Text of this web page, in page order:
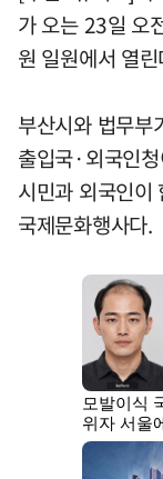
가 오는 23일 오
원 일원에서 열
부산시와 법무부
출입국·외국인
시민과 외국인이
국제문화행사다.